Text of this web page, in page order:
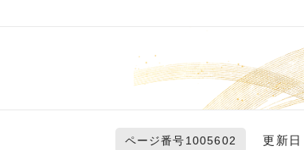
ページ番号1005602 更新日